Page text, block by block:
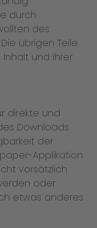
durch
des
übrigen Teile
und ihrer
direkte und
Downloads
der
Applikation
vorsätzlich
oder
etwas anderes